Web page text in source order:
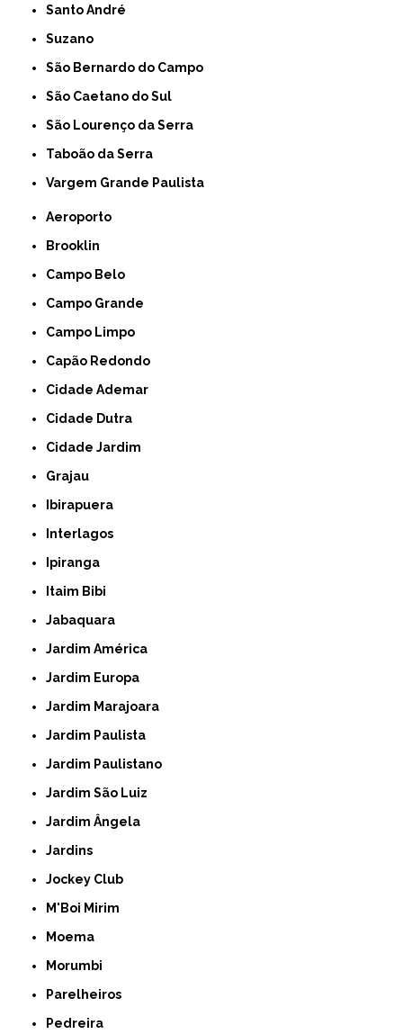
Santo André
Suzano
São Bernardo do Campo
São Caetano do Sul
São Lourenço da Serra
Taboão da Serra
Vargem Grande Paulista
Aeroporto
Brooklin
Campo Belo
Campo Grande
Campo Limpo
Capão Redondo
Cidade Ademar
Cidade Dutra
Cidade Jardim
Grajau
Ibirapuera
Interlagos
Ipiranga
Itaim Bibi
Jabaquara
Jardim América
Jardim Europa
Jardim Marajoara
Jardim Paulista
Jardim Paulistano
Jardim São Luiz
Jardim Ângela
Jardins
Jockey Club
M'Boi Mirim
Moema
Morumbi
Parelheiros
Pedreira